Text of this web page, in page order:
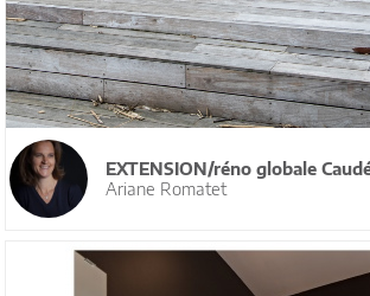
EXTENSION/réno globale
Ariane Romatet